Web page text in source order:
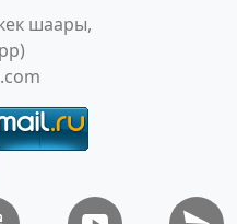
шаары,